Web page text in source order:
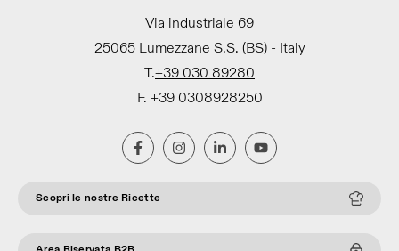
Via industriale 69
25065 Lumezzane S.S. (BS) - Italy
T.+39 030 89280
F. +39 0308928250
Scopri le nostre Ricette